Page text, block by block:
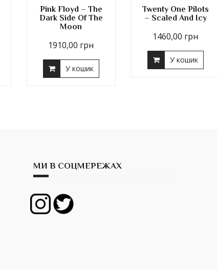
Pink Floyd – The
Dark Side Of The
Moon
1910,00 грн
У кошик
Twenty One Pilots
– Scaled And Icy
1460,00 грн
У кошик
МИ В СОЦМЕРЕЖАХ